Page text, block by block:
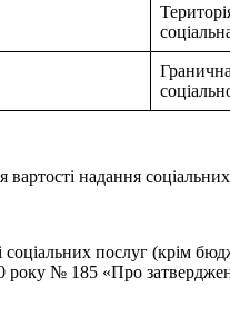
надання
послуг (крім
року № 185 «Про